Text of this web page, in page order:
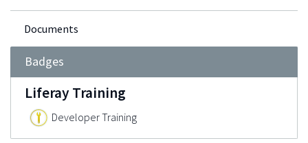
Documents
Badges
Liferay Training
Developer Training